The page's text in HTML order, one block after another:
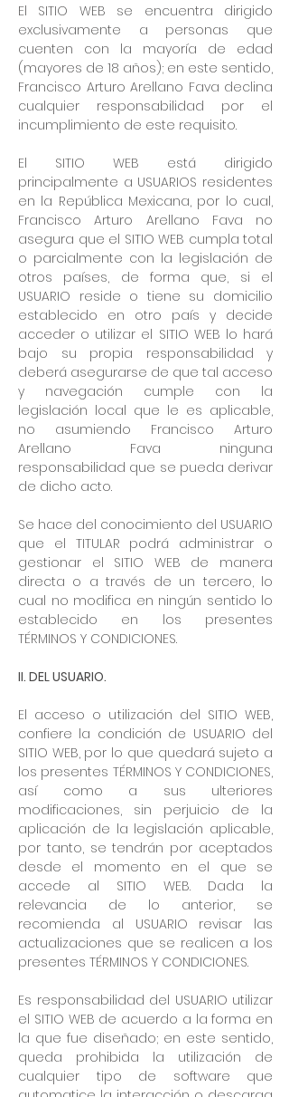
El SITIO WEB se encuentra dirigido
exclusivamente a personas que
cuenten con la mayoría de edad
(mayores de 18 años); en este sentido,
Francisco Arturo Arellano Fava declina
cualquier responsabilidad por el
incumplimiento de este requisito.
El SITIO WEB está dirigido
principalmente a USUARIOS residentes
en la República Mexicana, por lo cual,
Francisco Arturo Arellano Fava no
asegura que el SITIO WEB cumpla total
o parcialmente con la legislación de
otros países, de forma que, si el
USUARIO reside o tiene su domicilio
establecido en otro país y decide
acceder o utilizar el SITIO WEB lo hará
bajo su propia responsabilidad y
deberá asegurarse de que tal acceso
y navegación cumple con la
legislación local que le es aplicable,
no asumiendo Francisco Arturo
Arellano Fava ninguna
responsabilidad que se pueda derivar
de dicho acto.
Se hace del conocimiento del USUARIO
que el TITULAR podrá administrar o
gestionar el SITIO WEB de manera
directa o a través de un tercero, lo
cual no modifica en ningún sentido lo
establecido en los presentes
TÉRMINOS Y CONDICIONES.
II. DEL USUARIO.
El acceso o utilización del SITIO WEB,
confiere la condición de USUARIO del
SITIO WEB, por lo que quedará sujeto a
los presentes TÉRMINOS Y CONDICIONES,
así como a sus ulteriores
modificaciones, sin perjuicio de la
aplicación de la legislación aplicable,
por tanto, se tendrán por aceptados
desde el momento en el que se
accede al SITIO WEB. Dada la
relevancia de lo anterior, se
recomienda al USUARIO revisar las
actualizaciones que se realicen a los
presentes TÉRMINOS Y CONDICIONES.
Es responsabilidad del USUARIO utilizar
el SITIO WEB de acuerdo a la forma en
la que fue diseñado; en este sentido,
queda prohibida la utilización de
cualquier tipo de software que